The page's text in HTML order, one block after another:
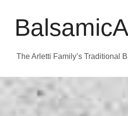
BalsamicA
The Arletti Family’s Traditional